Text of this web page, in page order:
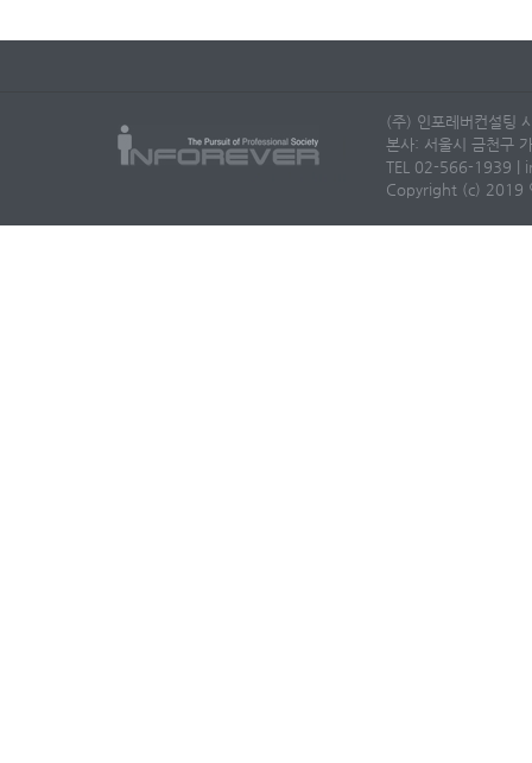
(주) 인포레버컨설팅
본사: 서울시 금천구
TEL 02-566-1939 |
Copyright (c) 2019